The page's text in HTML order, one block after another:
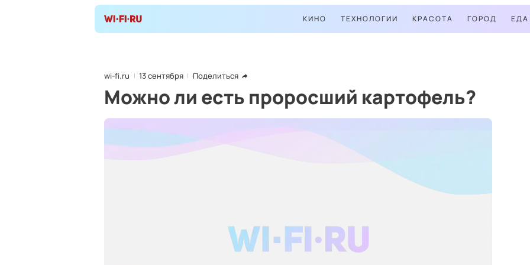
КИНО ТЕХНОЛОГИИ КРАСОТА ГОРОД ЕДА
wi-fi.ru 13 сентября Поделиться
Можно ли есть проросший картофель?